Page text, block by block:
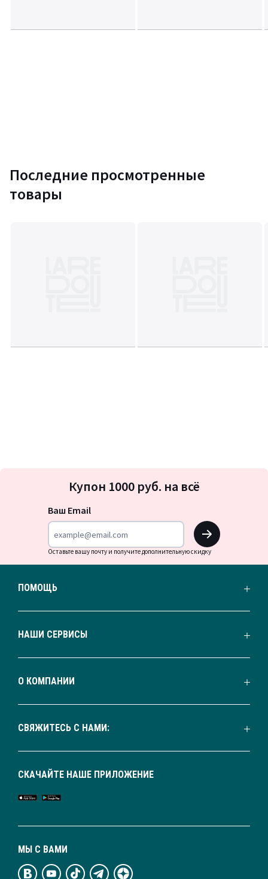
Последние просмотренные
товары
на
Купон 1000 руб. на всё
Ваш Email
OK
Оставьте вашу почту и получите дополнительную скидку
ПОМОЩЬ
НАШИ СЕРВИСЫ
О КОМПАНИИ
СВЯЖИТЕСЬ С НАМИ:
МЫ С ВАМИ
СКАЧАЙТЕ НАШЕ ПРИЛОЖЕНИЕ